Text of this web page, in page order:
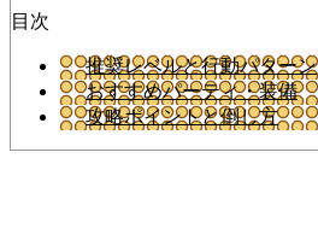
目次
推奨レベルと行動パターン
おすすめパーティ・装備
攻略ポイントと倒し方